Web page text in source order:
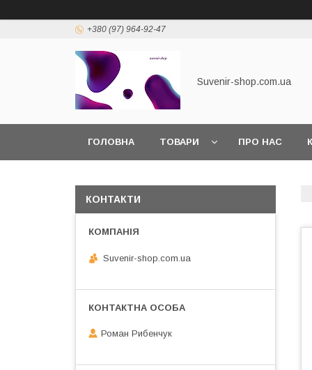
+380 (97) 964-92-47
Suvenir-shop.com.ua
ГОЛОВНА ТОВАРИ ПРО НАС
КОНТАКТИ
Suvenir-shop.com.ua
Роман Рибенчук